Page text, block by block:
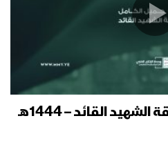
القائد – 1444هـ